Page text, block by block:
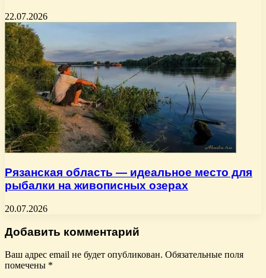
22.07.2026
Рязанская область — идеальное место для
рыбалки на живописных озерах
20.07.2026
Добавить комментарий
Ваш адрес email не будет опубликован. Обязательные поля
помечены *